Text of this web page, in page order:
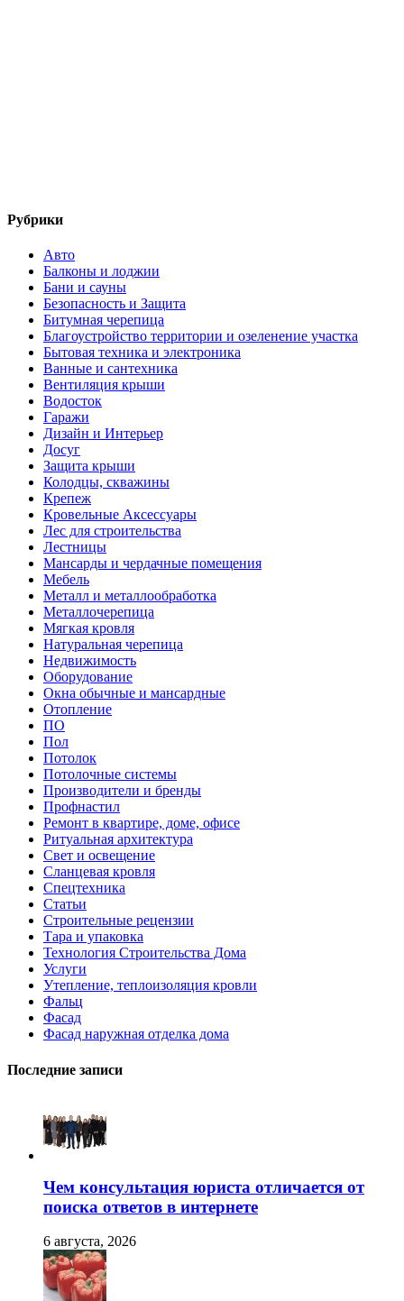
Рубрики
Авто
Балконы и лоджии
Бани и сауны
Безопасность и Защита
Битумная черепица
Благоустройство территории и озеленение участка
Бытовая техника и электроника
Ванные и сантехника
Вентиляция крыши
Водосток
Гаражи
Дизайн и Интерьер
Досуг
Защита крыши
Колодцы, скважины
Крепеж
Кровельные Аксессуары
Лес для строительства
Лестницы
Мансарды и чердачные помещения
Мебель
Металл и металлообработка
Металлочерепица
Мягкая кровля
Натуральная черепица
Недвижимость
Оборудование
Окна обычные и мансардные
Отопление
ПО
Пол
Потолок
Потолочные системы
Производители и бренды
Профнастил
Ремонт в квартире, доме, офисе
Ритуальная архитектура
Свет и освещение
Сланцевая кровля
Спецтехника
Статьи
Строительные рецензии
Тара и упаковка
Технология Строительства Дома
Услуги
Утепление, теплоизоляция кровли
Фальц
Фасад
Фасад наружная отделка дома
Последние записи
Чем консультация юриста отличается от
поиска ответов в интернете
6 августа, 2026